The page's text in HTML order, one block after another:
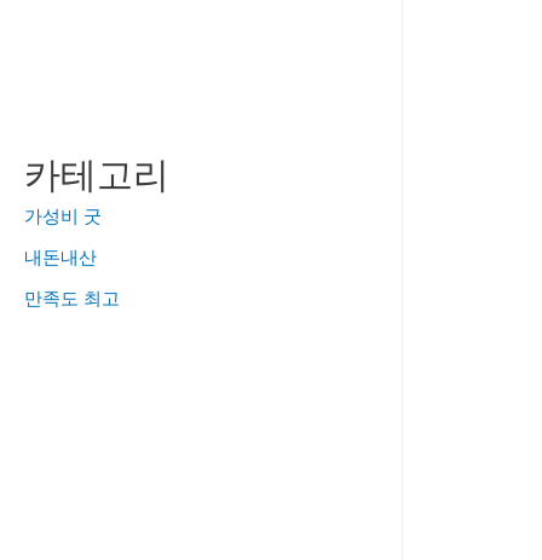
카테고리
가성비 굿
내돈내산
만족도 최고